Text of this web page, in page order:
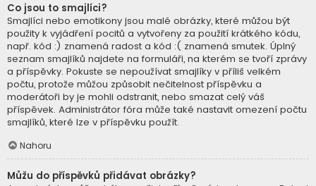
Co jsou to smajlíci?
Smajlíci nebo emotikony jsou malé obrázky, které můžou být
použity k vyjádření pocitů a vytvořeny za použití krátkého kódu,
např. kód :) znamená radost a kód :( znamená smutek. Úplný
seznam smajlíků najdete na formuláři, na kterém se tvoří zprávy
a příspěvky. Pokuste se nepoužívat smajlíky v příliš velkém
počtu, protože můžou způsobit nečitelnost příspěvku a
moderátoři by je mohli odstranit, nebo smazat celý váš
příspěvek. Administrátor fóra může také nastavit omezení počtu
smajlíků, které lze v příspěvku použít.
Nahoru
Můžu do příspěvků přidávat obrázky?